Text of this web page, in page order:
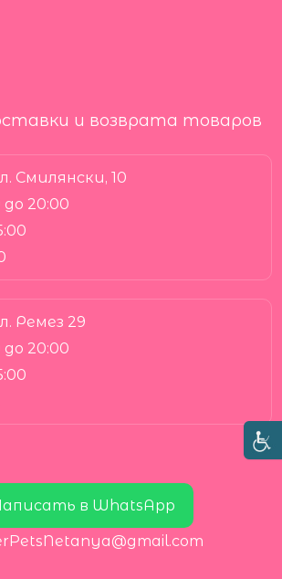
Смилянски, 10
до 20:00
Ремез 29
до 20:00
в WhatsApp
и возврата товаров